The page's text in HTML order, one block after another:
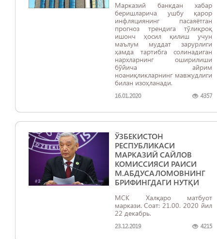
Марказий банкдан хабар
беришларича ушбу қарор
инфляциянинг пасаяётган
прогноз трендига тўлиқроқ
ишонч ҳосил қилиш учун
маълум муддат зарурлиги
ҳамда тартибга солинадиган
нархларнинг оширилиши
бўйича айрим
ноаниқликларнинг мавжудлиги
билан изоҳланади.
16.01.2020 4357
ЎЗБЕКИСТОН
РЕСПУБЛИКАСИ
МАРКАЗИЙ САЙЛОВ
КОМИССИЯСИ РАИСИ
М.АБДУСАЛОМОВНИНГ
БРИФИНГДАГИ НУТҚИ
МСК Халқаро матбуот
маркази. Соат: 21.00. 2020 йил
22 декабрь.
23.12.2019 4215